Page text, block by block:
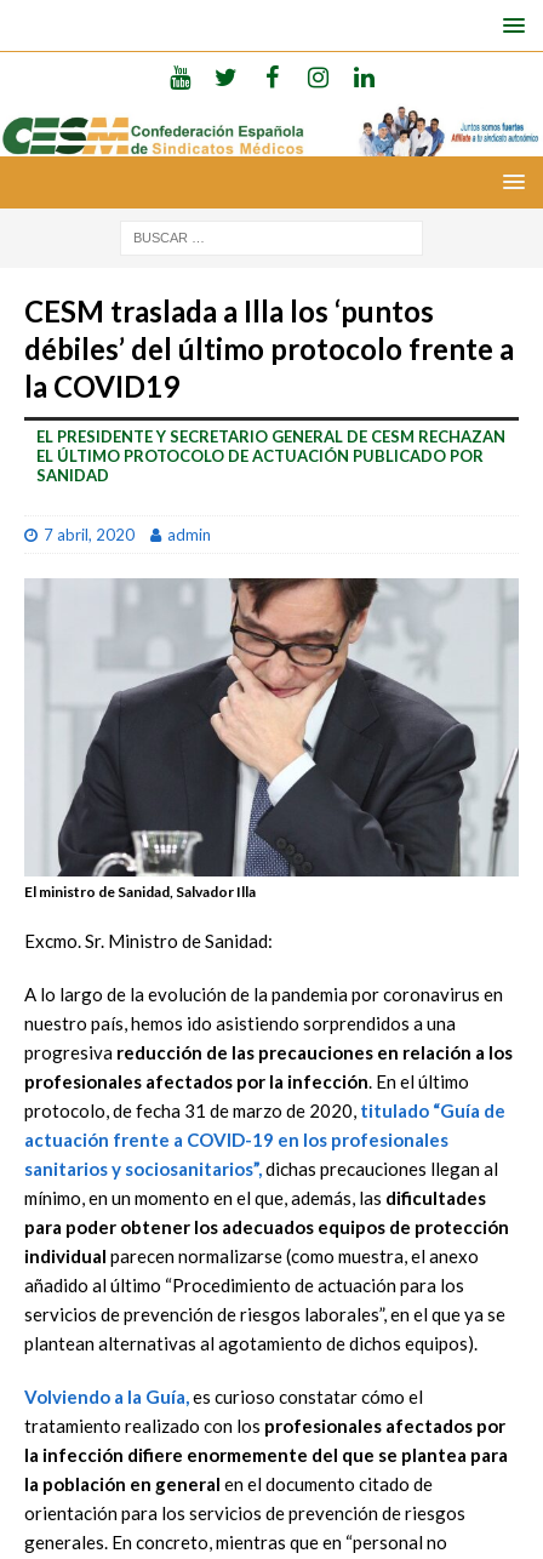
CESM traslada a Illa los ‘puntos
débiles’ del último protocolo frente a
la COVID19
EL PRESIDENTE Y SECRETARIO GENERAL DE CESM RECHAZAN
EL ÚLTIMO PROTOCOLO DE ACTUACIÓN PUBLICADO POR
SANIDAD
7 abril, 2020 admin
El ministro de Sanidad, Salvador Illa
Excmo. Sr. Ministro de Sanidad:
A lo largo de la evolución de la pandemia por coronavirus en
nuestro país, hemos ido asistiendo sorprendidos a una
progresiva reducción de las precauciones en relación a los
profesionales afectados por la infección. En el último
protocolo, de fecha 31 de marzo de 2020, titulado “Guía de
actuación frente a COVID-19 en los profesionales
sanitarios y sociosanitarios”,dichas precauciones llegan al
mínimo, en un momento en el que, además, las dificultades
para poder obtener los adecuados equipos de protección
individual parecen normalizarse (como muestra, el anexo
añadido al último “Procedimiento de actuación para los
servicios de prevención de riesgos laborales”, en el que ya se
plantean alternativas al agotamiento de dichos equipos).
Volviendo a la Guía,es curioso constatar cómo el
tratamiento realizado con los profesionales afectados por
la infección difiere enormemente del que se plantea para
la población en general en el documento citado de
orientación para los servicios de prevención de riesgos
generales. En concreto, mientras que en “personal no